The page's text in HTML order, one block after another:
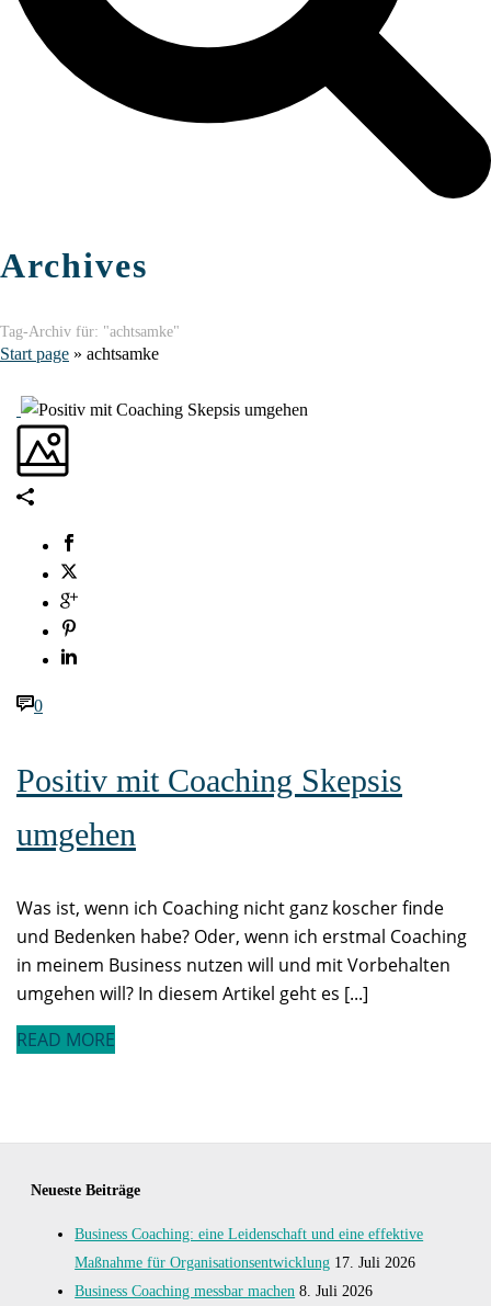
Archives
Tag-Archiv für: "achtsamke"
Start page » achtsamke
0
Positiv mit Coaching Skepsis
umgehen
Was ist, wenn ich Coaching nicht ganz koscher finde
und Bedenken habe? Oder, wenn ich erstmal Coaching
in meinem Business nutzen will und mit Vorbehalten
umgehen will? In diesem Artikel geht es [...]
READ MORE
Neueste Beiträge
Business Coaching: eine Leidenschaft und eine effektive
Maßnahme für Organisationsentwicklung 17. Juli 2026
Business Coaching messbar machen 8. Juli 2026